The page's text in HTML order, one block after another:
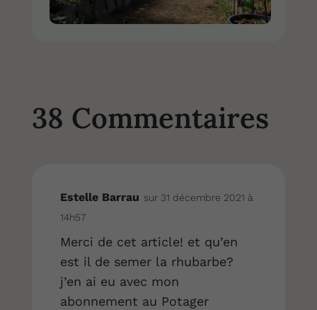
38 Commentaires
Estelle Barrau sur 31 décembre 2021 à
14h57
Merci de cet article! et qu’en
est il de semer la rhubarbe?
j’en ai eu avec mon
abonnement au Potager